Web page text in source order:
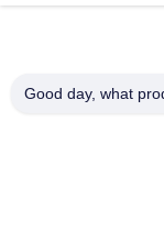
Vati-des Hut-56-
Echtes Leder-
Good day, what